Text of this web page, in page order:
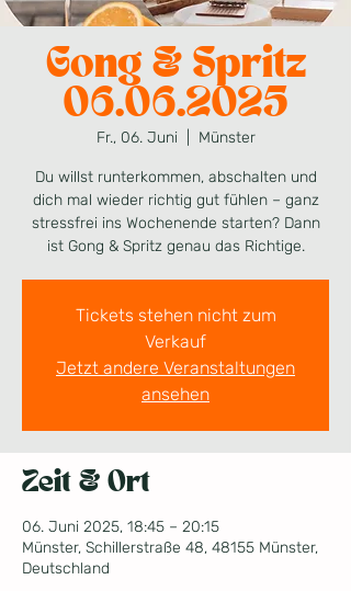
Gong & Spritz
06.06.2025
Fr., 06. Juni Münster
Du willst runterkommen, abschalten und
dich mal wieder richtig gut fühlen – ganz
stressfrei ins Wochenende starten? Dann
ist Gong & Spritz genau das Richtige.
Tickets stehen nicht zum
Verkauf
Jetzt andere Veranstaltungen
ansehen
Zeit & Ort
06. Juni 2025, 18:45 – 20:15
Münster, Schillerstraße 48, 48155 Münster,
Deutschland